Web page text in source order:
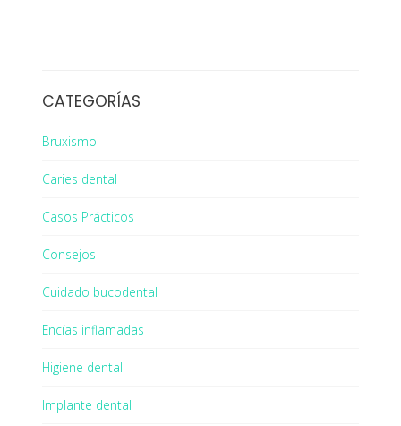
CATEGORÍAS
Bruxismo
Caries dental
Casos Prácticos
Consejos
Cuidado bucodental
Encías inflamadas
Higiene dental
Implante dental